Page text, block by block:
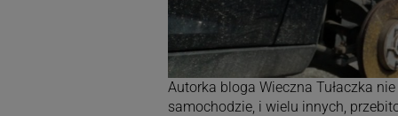
Autorka bloga Wieczna Tułaczka
samochodzie, i wielu innych,